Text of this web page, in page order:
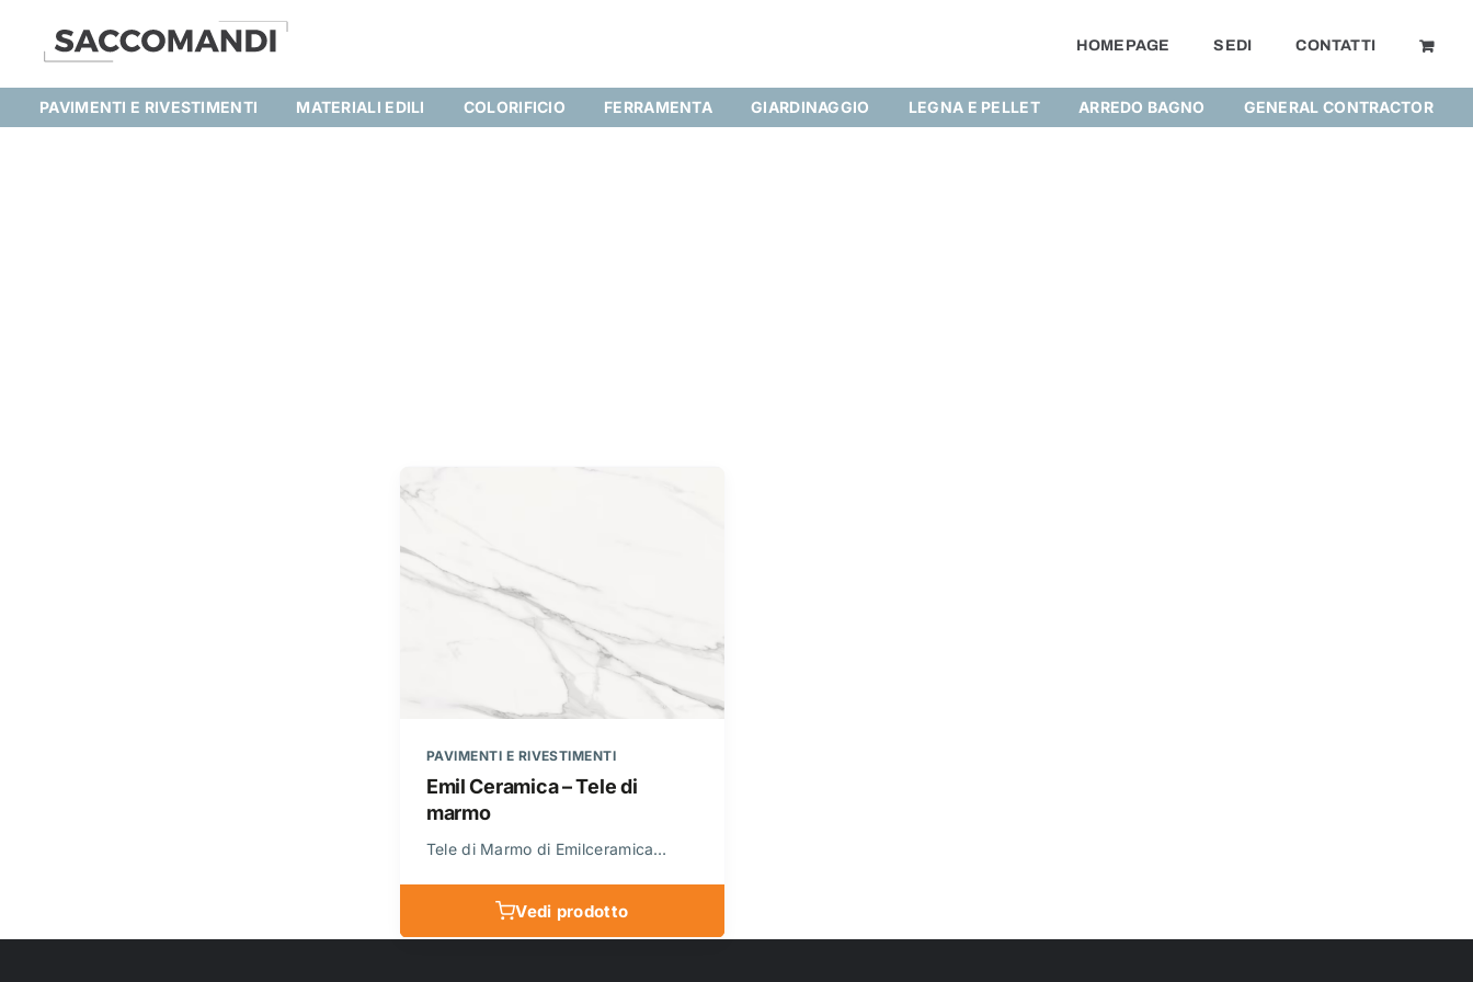
content
HOMEPAGE SEDI CONTATTI
PAVIMENTI E RIVESTIMENTI MATERIALI EDILI COLORIFICIO FERRAMENTA GIARDINAGGIO LEGNA E PELLET ARREDO BAGNO GENERAL CONTRACTOR
Emil Ceramica – Tele di
marmo
Tele di Marmo di Emilceramica…
Vedi prodotto